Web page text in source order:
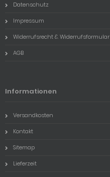
Datenschutz
Impressum
Widerrufsrecht & Widerrufsformular
AGB
Informationen
Versandkosten
Kontakt
Sitemap
Lieferzeit